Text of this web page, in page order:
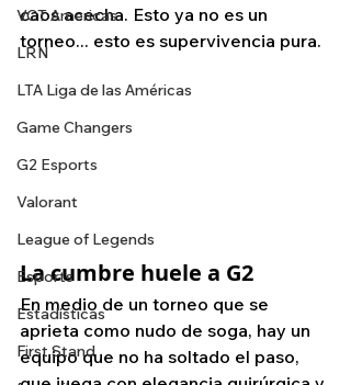
VCT Americas
LRN
LTA Liga de las Américas
Game Changers
G2 Esports
Valorant
League of Legends
Esports
Estadísticas
First Stand
caos acecha. Esto ya no es un
torneo... esto es supervivencia pura.
La cumbre huele a G2
En medio de un torneo que se
aprieta como nudo de soga, hay un
equipo que no ha soltado el paso,